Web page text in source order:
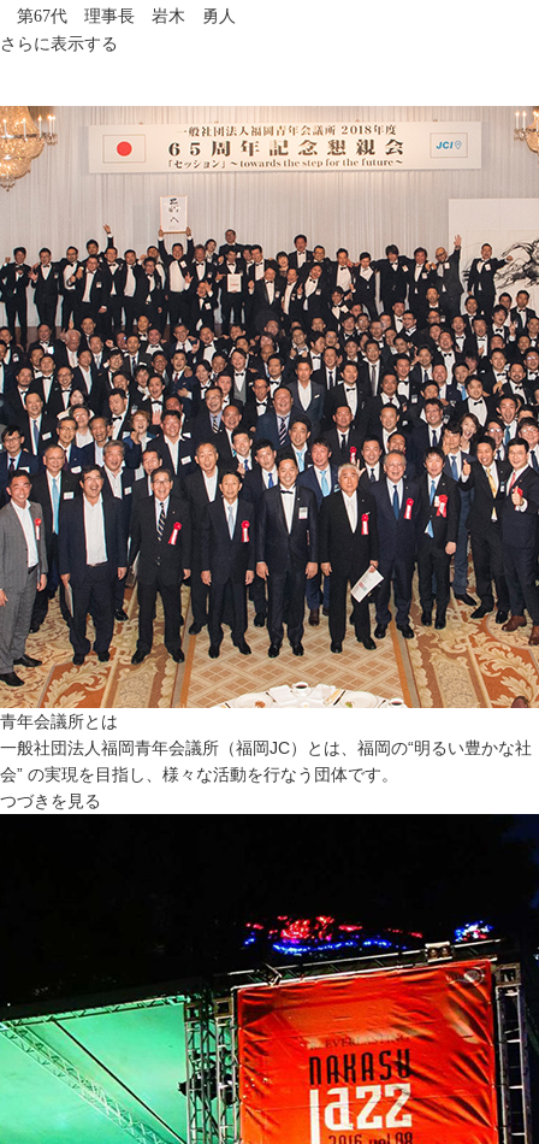
第67代 理事長 岩木 勇人
さらに表示する
青年会議所とは
一般社団法人福岡青年会議所（福岡JC）とは、福岡の“明るい豊かな社
会” の実現を目指し、様々な活動を行なう団体です。
つづきを見る